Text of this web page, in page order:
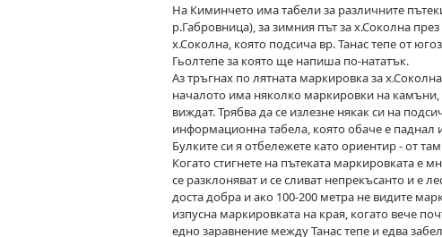
На Киминчето има табели за различните
р.Габровница), за зимния път за х.Соколна
х.Соколна, която подсича вр. Танас тепе от
Гьолтепе за която ще напиша по-нататък.
Аз тръгнах по лятната маркировка за
началото има няколко маркировки на камъни,
виждат. Трябва да се излезне някак си на
информационна табела, която обаче е паднал
Булките си я отбележете като ориентир - от
Когато стигнете на пътеката маркировката е
се разклоняват и се сливат непрекъсанто и е
доста добра и ако 100-200 метра не видите
изпусна маркировката на края, когато вече
едно заравнение между Танас тепе и едва